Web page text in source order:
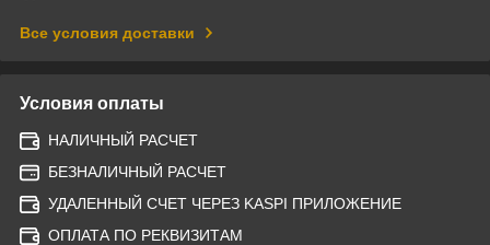
Все условия доставки
Условия оплаты
НАЛИЧНЫЙ РАСЧЕТ
БЕЗНАЛИЧНЫЙ РАСЧЕТ
УДАЛЕННЫЙ СЧЕТ ЧЕРЕЗ KASPI ПРИЛОЖЕНИЕ
ОПЛАТА ПО РЕКВИЗИТАМ